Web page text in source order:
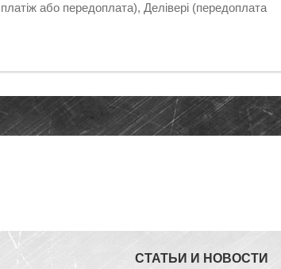
або передоплата), Делівері (передоплата
СТАТЬИ И НОВОСТИ